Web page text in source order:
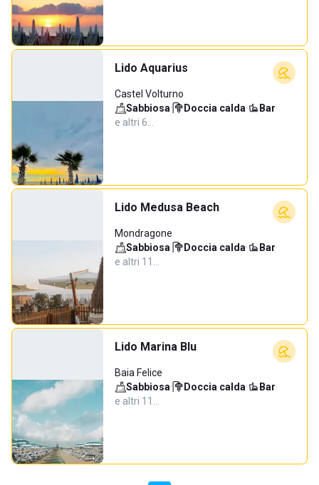
Lido Aquarius
Castel Volturno
Sabbiosa· Doccia calda· Bar·
e altri 6…
Lido Medusa Beach
Mondragone
Sabbiosa· Doccia calda· Bar·
e altri 11…
Lido Marina Blu
Baia Felice
Sabbiosa· Doccia calda· Bar·
e altri 11…